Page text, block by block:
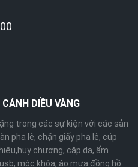
DIỀU VÀNG
trong các sự kiện với các sản
pha lê, chặn giấy pha lê, cúp
chương, cặp da, ấm
móc khóa, áo mưa đồng hồ